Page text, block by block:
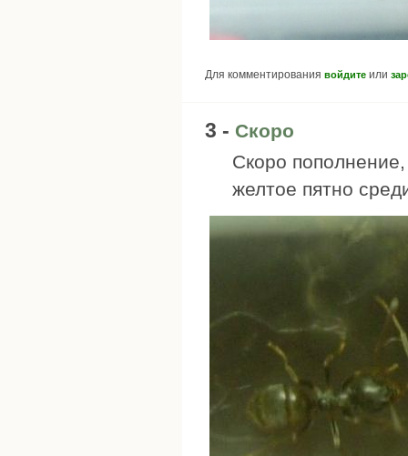
Для комментирования войдите или
3 - Скоро
Скоро
желтое пятно